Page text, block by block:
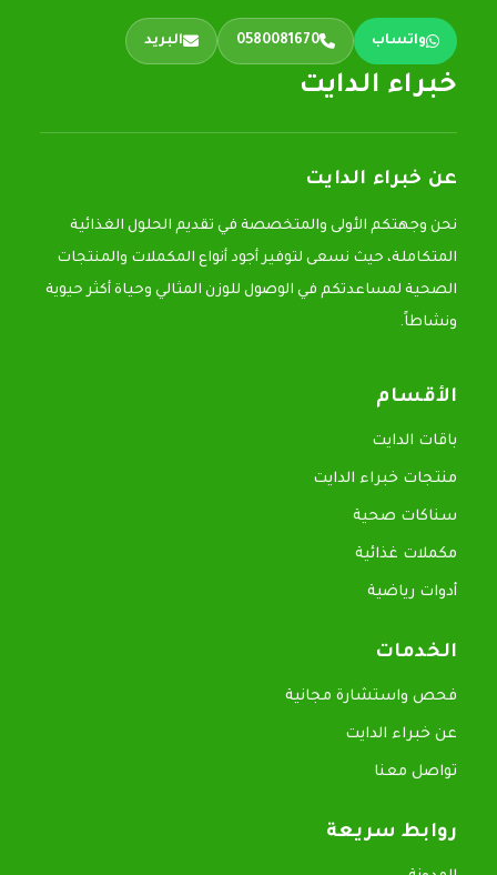
واتساب 0580081670 البريد
خبراء الدايت
عن خبراء الدايت
نحن وجهتكم الأولى والمتخصصة في تقديم الحلول الغذائية
المتكاملة، حيث نسعى لتوفير أجود أنواع المكملات والمنتجات
الصحية لمساعدتكم في الوصول للوزن المثالي وحياة أكثر حيوية
ونشاطاً.
الأقسام
باقات الدايت
منتجات خبراء الدايت
سناكات صحية
مكملات غذائية
أدوات رياضية
الخدمات
فحص واستشارة مجانية
عن خبراء الدايت
تواصل معنا
روابط سريعة